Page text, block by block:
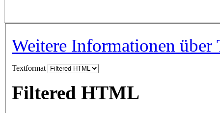
Weitere Informationen über
Textformat
Filtered HTML